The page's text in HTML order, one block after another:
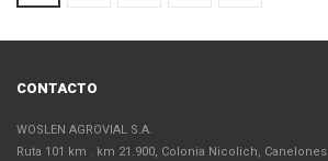
CONTACTO
WOSLEN AGROVIAL S.A.
Ruta 101 km . km 21.900, Colonia Nicolich, Canelones